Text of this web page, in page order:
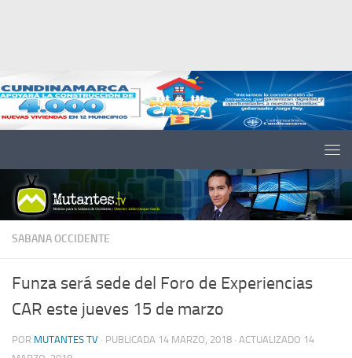
SABANA OCCIDENTE
Funza será sede del Foro de Experiencias
CAR este jueves 15 de marzo
POR MUTANTES TV · PUBLICADA 14 MARZO, 2018 · ACTUALIZADO 14